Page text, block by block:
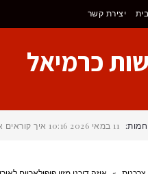
יצירת קשר
כרמיאל
11 במאי 2026 10:16 איך